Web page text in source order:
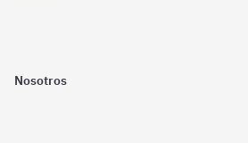
Nosotros